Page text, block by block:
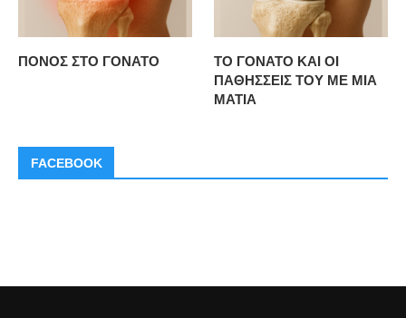
ΠΟΝΟΣ ΣΤΟ ΓΟΝΑΤΟ
ΤΟ ΓΟΝΑΤΟ ΚΑΙ ΟΙ
ΠΑΘΗΣΣΕΙΣ ΤΟΥ ΜΕ ΜΙΑ
ΜΑΤΙΑ
FACEBOOK